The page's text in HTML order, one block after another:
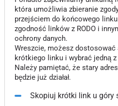
która umożliwia zbieranie
przejściem do końcowego
zgodność linków z RODO i
ochrony danych.
Wreszcie, możesz dostosować
krótkiego linku i wybrać jedną
Należy pamiętać, że stary
będzie już działał.
Skopiuj krótki link u góry